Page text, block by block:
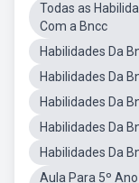
Todas as
Com a Bncc
Habilidades Da
Habilidades Da
Habilidades Da
Habilidades Da
Habilidades Da
Aula Para 5º